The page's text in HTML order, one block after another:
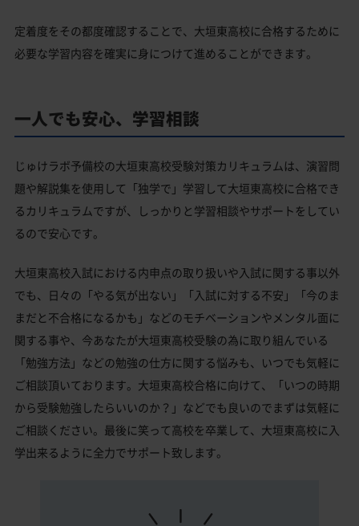
定着度をその都度確認することで、大垣東高校に合格するために
必要な学習内容を確実に身につけて進めることができます。
一人でも安心、学習相談
じゅけラボ予備校の大垣東高校受験対策カリキュラムは、演習問
題や解説集を使用して「独学で」学習して大垣東高校に合格でき
るカリキュラムですが、しっかりと学習相談やサポートをしてい
るので安心です。
大垣東高校入試における内申点の取り扱いや入試に関する事以外
でも、日々の「やる気が出ない」「入試に対する不安」「今のま
まだと不合格になるかも」などのモチベーションやメンタル面に
関する事や、今あなたが大垣東高校受験の為に取り組んでいる
「勉強方法」などの勉強の仕方に関する悩みも、いつでも気軽に
ご相談頂いております。大垣東高校合格に向けて、「いつの時期
から受験勉強したらいいのか？」などでも良いのでまずは気軽に
ご相談ください。最後に笑って高校を卒業して、大垣東高校に入
学出来るように全力でサポート致します。